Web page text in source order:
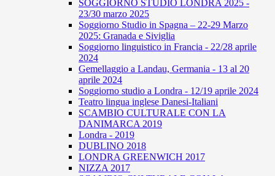
SOGGIORNO STUDIO LONDRA 2025 -
23/30 marzo 2025
Soggiorno Studio in Spagna – 22-29 Marzo
2025: Granada e Siviglia
Soggiorno linguistico in Francia - 22/28 aprile
2024
Gemellaggio a Landau, Germania - 13 al 20
aprile 2024
Soggiorno studio a Londra - 12/19 aprile 2024
Teatro lingua inglese Danesi-Italiani
SCAMBIO CULTURALE CON LA
DANIMARCA 2019
Londra - 2019
DUBLINO 2018
LONDRA GREENWICH 2017
NIZZA 2017